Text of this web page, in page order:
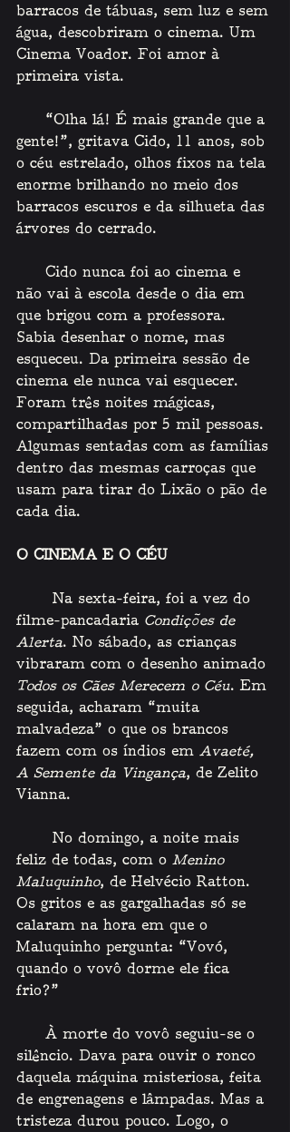
barracos de tábuas, sem luz e sem
água, descobriram o cinema. Um
Cinema Voador. Foi amor à
primeira vista.
“Olha lá! É mais grande que a
gente!”, gritava Cido, 11 anos, sob
o céu estrelado, olhos fixos na tela
enorme brilhando no meio dos
barracos escuros e da silhueta das
árvores do cerrado.
Cido nunca foi ao cinema e
não vai à escola desde o dia em
que brigou com a professora.
Sabia desenhar o nome, mas
esqueceu. Da primeira sessão de
cinema ele nunca vai esquecer.
Foram três noites mágicas,
compartilhadas por 5 mil pessoas.
Algumas sentadas com as famílias
dentro das mesmas carroças que
usam para tirar do Lixão o pão de
cada dia.
O CINEMA E O CÉU
Na sexta-feira, foi a vez do
filme-pancadaria Condições de
Alerta. No sábado, as crianças
vibraram com o desenho animado
Todos os Cães Merecem o Céu. Em
seguida, acharam “muita
malvadeza” o que os brancos
fazem com os índios em Avaeté,
A Semente da Vingança, de Zelito
Vianna.
No domingo, a noite mais
feliz de todas, com o Menino
Maluquinho, de Helvécio Ratton.
Os gritos e as gargalhadas só se
calaram na hora em que o
Maluquinho pergunta: “Vovó,
quando o vovô dorme ele fica
frio?”
À morte do vovô seguiu-se o
silêncio. Dava para ouvir o ronco
daquela máquina misteriosa, feita
de engrenagens e lâmpadas. Mas a
tristeza durou pouco. Logo, o